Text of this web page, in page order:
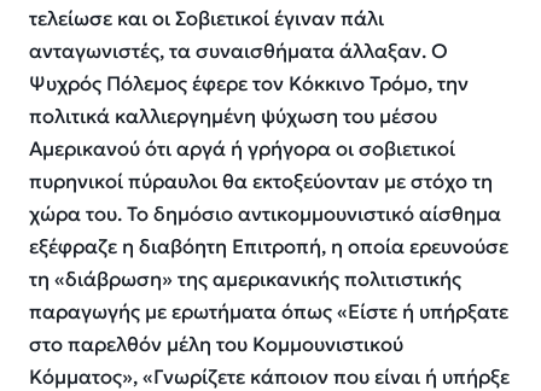
τελείωσε και οι Σοβιετικοί έγιναν πάλι
ανταγωνιστές, τα συναισθήματα άλλαξαν. Ο
Ψυχρός Πόλεμος έφερε τον Κόκκινο Τρόμο, την
πολιτικά καλλιεργημένη ψύχωση του μέσου
Αμερικανού ότι αργά ή γρήγορα οι σοβιετικοί
πυρηνικοί πύραυλοι θα εκτοξεύονταν με στόχο τη
χώρα του. Το δημόσιο αντικομμουνιστικό αίσθημα
εξέφραζε η διαβόητη Επιτροπή, η οποία ερευνούσε
τη «διάβρωση» της αμερικανικής πολιτιστικής
παραγωγής με ερωτήματα όπως «Είστε ή υπήρξατε
στο παρελθόν μέλη του Κομμουνιστικού
Κόμματος», «Γνωρίζετε κάποιον που είναι ή υπήρξε